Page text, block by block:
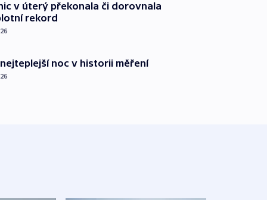
v úterý překonala či dorovnala
rekord
noc v historii měření